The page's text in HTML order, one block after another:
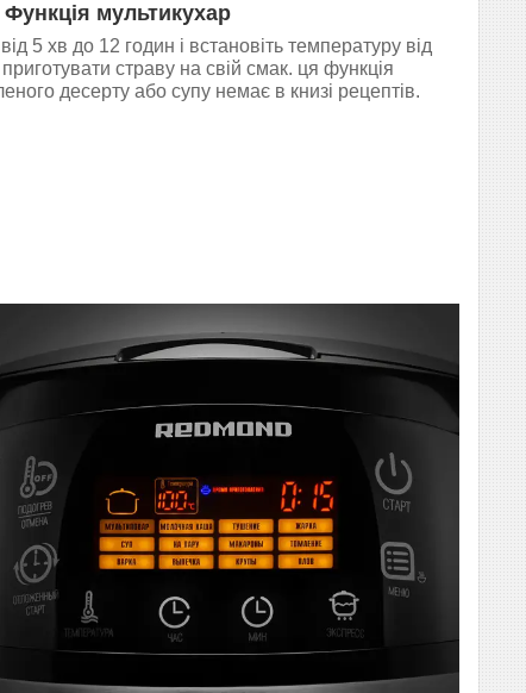
Функція мультикухар
5 хв до 12 годин і встановіть температуру від
страву на свій смак. ця функція
десерту або супу немає в книзі рецептів.